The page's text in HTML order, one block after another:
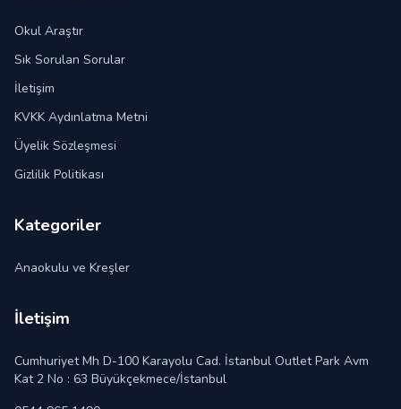
Okul Araştır
Sık Sorulan Sorular
İletişim
KVKK Aydınlatma Metni
Üyelik Sözleşmesi
Gizlilik Politikası
Kategoriler
Anaokulu ve Kreşler
İletişim
Cumhuriyet Mh D-100 Karayolu Cad. İstanbul Outlet Park Avm
Kat 2 No : 63 Büyükçekmece/İstanbul